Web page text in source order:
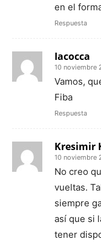
en el
Respuesta
Iacocca
10 noviembre
Vamos,
Fiba
Respuesta
Kresimir
10 noviembre
No creo
vueltas.
siempre
así que si
tener